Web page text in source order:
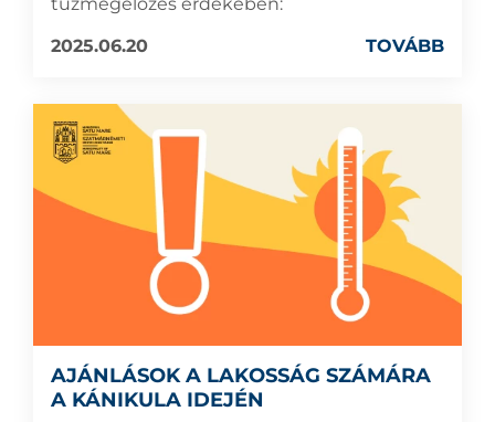
2025.06.20
TOVÁBB
AJÁNLÁSOK A LAKOSSÁG SZÁMÁRA
A KÁNIKULA IDEJÉN